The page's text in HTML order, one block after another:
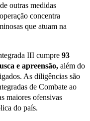
outras medidas
concentra
que atuam na
III cumpre 93
e apreensão, além do
As diligências são
de Combate ao
maiores ofensivas
do país.